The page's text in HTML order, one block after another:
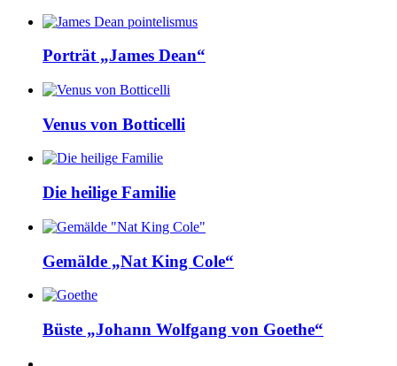
Porträt „James Dean“
Venus von Botticelli
Die heilige Familie
Gemälde „Nat King Cole“
Büste „Johann Wolfgang von Goethe“